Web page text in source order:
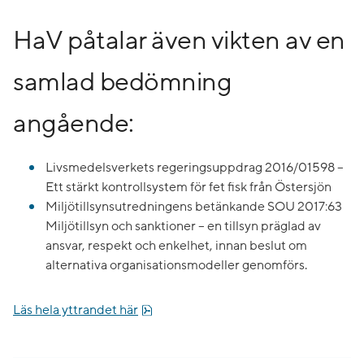
HaV påtalar även vikten av en
samlad bedömning
angående:
Livsmedelsverkets regeringsuppdrag 2016/01598 –
Ett stärkt kontrollsystem för fet fisk från Östersjön
Miljötillsynsutredningens betänkande SOU 2017:63
Miljötillsyn och sanktioner – en tillsyn präglad av
ansvar, respekt och enkelhet, innan beslut om
alternativa organisationsmodeller genomförs.
Läs hela yttrandet här